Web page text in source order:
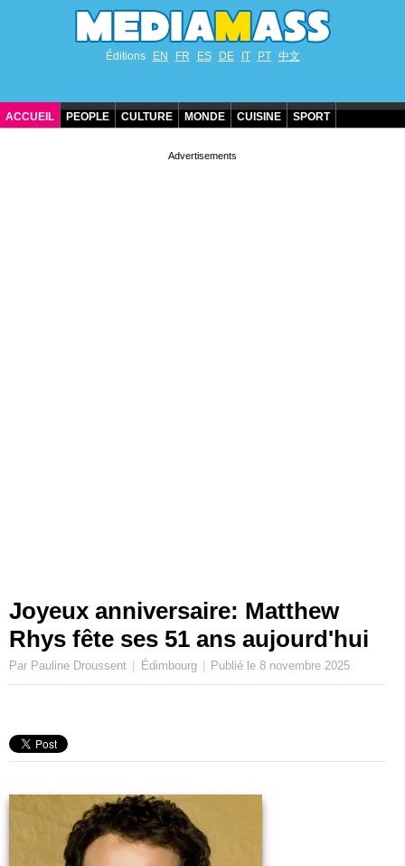
Éditions EN FR ES DE IT PT 中文
ACCUEIL PEOPLE CULTURE MONDE CUISINE SPORT
Joyeux anniversaire: Matthew
Rhys fête ses 51 ans aujourd'hui
Par Pauline Droussent Édimbourg Publié le8 novembre 2025